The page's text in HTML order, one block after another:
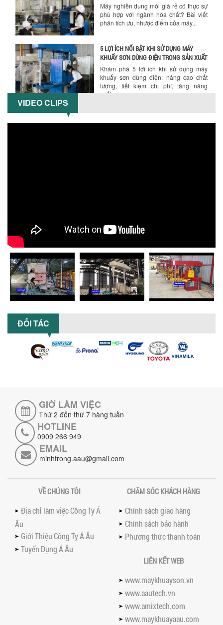
Máy nghiền dung môi giá rẻ có thực sự
phù hợp với ngành hóa chất? Bài viết
phân tích ưu, nhược điểm của máy...
5 LỢI ÍCH NỔI BẬT KHI SỬ DỤNG MÁY
KHUẤY SƠN DÙNG ĐIỆN TRONG SẢN XUẤT
Khám phá 5 lợi ích khi sử dụng máy
khuấy sơn dùng điện: nâng cao chất
lượng, tiết kiệm chi phí, tăng năng
suất,...
nghiệp...
MÁY NGHIỀN HỮU CƠ LỎNG: GIẢI PHÁP
TỐI ƯU VỚI CÔNG NGHỆ MÁY NGHIỀN
NGANG CÁNH NGHIỀN CERAMIC
Máy nghiền hữu cơ lỏng sử dụng công
nghệ máy nghiền ngang cánh nghiền
ceramic giúp nâng cao độ mịn, hiệu
suất...
Tìm hiểu lợi ích khi đầu tư máy trộn
phân bón nằm ngang: nâng cao hiệu
TOÀN, HIỆU QUẢ
Hướng dẫn chi tiết những lưu ý khi lắp
đặt và vận hành máy khuấy hóa chất
NGHIỆP VÀ MÁY TRỘN BỘT GIA ĐÌNH:
KHÁC BIỆT VỀ HIỆU QUẢ & NĂNG SUẤT
đình về hiệu quả, năng suất và...
SO SÁNH MÁY KHUẤY PHÒNG NỔ VỚI MÁY
KHUẤY THƯỜNG: KHÁC BIỆT VÀ GIÁ TRỊ
MANG LẠI
So sánh máy khuấy phòng nổ và máy
toàn, giá trị mang lại, ứng dụng...
30HP: TĂNG ĐỘ ỔN ĐỊNH VÀ AN TOÀN KHI
VẬN HÀNH
Tay kẹp thùng trên máy khuấy sơn
30HP giúp giữ ổn định thùng chứa, đảm
bảo an toàn khi vận hành và nâng cao
VIDEO CLIPS
ĐỐI TÁC
GIỜ LÀM VIỆC
Thứ 2 đến thứ 7 hàng tuần
HOTLINE
0909 266 949
EMAIL
minhtrong.aau@gmail.com
VỀ CHÚNG TÔI
Địa chỉ làm việc Công Ty Á
Âu
Giới Thiệu Công Ty Á Âu
Tuyển Dụng Á Âu
CHĂM SÓC KHÁCH HÀNG
Chính sách giao hàng
Chính sách bảo hành
Phương thức thanh toán
LIÊN KẾT WEB
www.maykhuayson.vn
www.aautech.vn
www.amixtech.com
www.maykhuayaau.com